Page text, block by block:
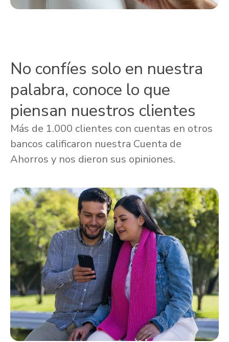
No confíes solo en nuestra
palabra, conoce lo que
piensan nuestros clientes
Más de 1.000 clientes con cuentas en otros
bancos calificaron nuestra Cuenta de
Ahorros y nos dieron sus opiniones.